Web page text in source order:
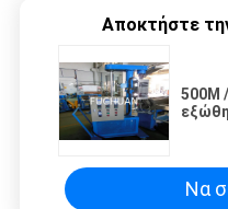
Αποκτήστε
500M
Να